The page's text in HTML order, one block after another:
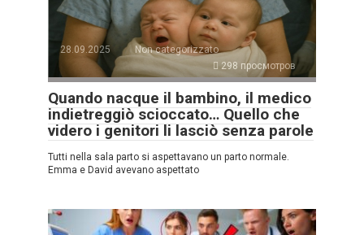
28.09.2025
Non categorizzato
298 просмотров
Quando nacque il bambino, il medico
indietreggiò scioccato… Quello che
videro i genitori li lasciò senza parole
Tutti nella sala parto si aspettavano un parto normale.
Emma e David avevano aspettato